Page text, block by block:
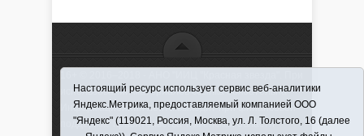
использовании материалов ссылка обязательна
Информационная лента выходит при финансовой
поддержке правительства Тюменской области
Настоящий ресурс использует сервис веб-аналитики
Яндекс.Метрика, предоставляемый компанией ООО
"Яндекс" (119021, Россия, Москва, ул. Л. Толстого, 16 (далее